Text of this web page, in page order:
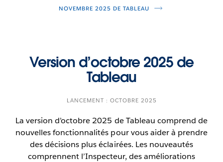
NOVEMBRE 2025 DE TABLEAU
Version d’octobre 2025 de
Tableau
LANCEMENT : OCTOBRE 2025
La version d’octobre 2025 de Tableau comprend de
nouvelles fonctionnalités pour vous aider à prendre
des décisions plus éclairées. Les nouveautés
comprennent l’Inspecteur, des améliorations